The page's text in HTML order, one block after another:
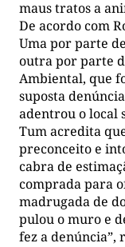
maus tratos a
De acordo com
Uma por parte
outra por parte
Ambiental, que
suposta
adentrou o local
Tum acredita
preconceito e
cabra de
comprada para
madrugada de
pulou o muro e
fez a denúncia”,